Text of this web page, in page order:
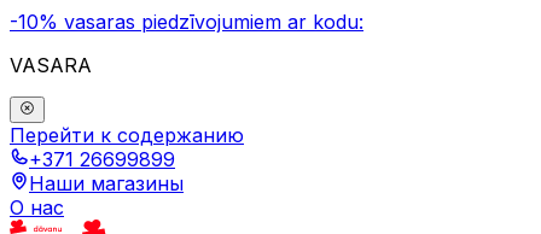
-10% vasaras piedzīvojumiem ar kodu:
VASARA
Перейти к содержанию
+371 26699899
Наши магазины
О нас